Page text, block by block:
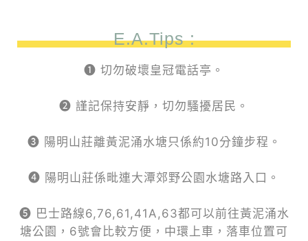
E.A.Tips :
❶ 切勿破壞皇冠電話亭。
❷ 謹記保持安靜，切勿騷擾居民。
❸ 陽明山莊離黃泥涌水塘只係約10分鐘步程。
❹ 陽明山莊係毗連大潭郊野公園水塘路入口。
❺ 巴士路線6,76,61,41A,63都可以前往黃泥涌水
塘公園，6號會比較方便，中環上車，落車位置可